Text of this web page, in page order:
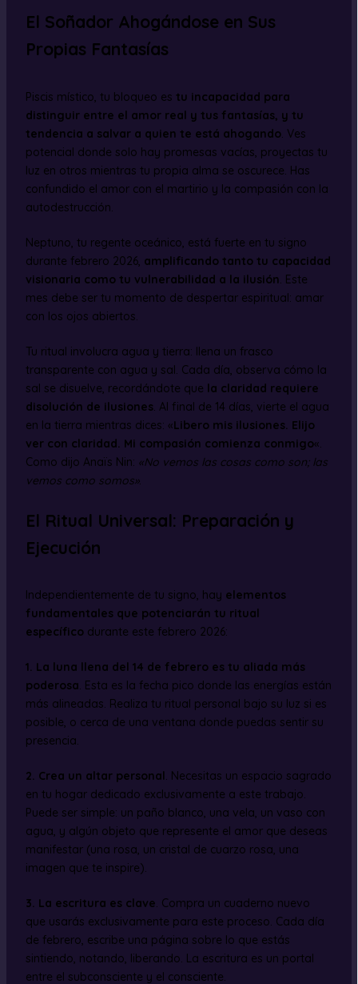
El Soñador Ahogándose en Sus
Propias Fantasías
Piscis místico, tu bloqueo es tu incapacidad para
distinguir entre el amor real y tus fantasías, y tu
tendencia a salvar a quien te está ahogando. Ves
potencial donde solo hay promesas vacías, proyectas tu
luz en otros mientras tu propia alma se oscurece. Has
confundido el amor con el martirio y la compasión con la
autodestrucción.
Neptuno, tu regente oceánico, está fuerte en tu signo
durante febrero 2026, amplificando tanto tu capacidad
visionaria como tu vulnerabilidad a la ilusión . Este
mes debe ser tu momento de despertar espiritual: amar
con los ojos abiertos.
Tu ritual involucra agua y tierra: llena un frasco
transparente con agua y sal. Cada día, observa cómo la
sal se disuelve, recordándote que la claridad requiere
disolución de ilusiones. Al final de 14 días, vierte el agua
en la tierra mientras dices: «Libero mis ilusiones. Elijo
ver con claridad. Mi compasión comienza conmigo«.
Como dijo Anaïs Nin: «No vemos las cosas como son; las
vemos como somos».
El Ritual Universal: Preparación y
Ejecución
Independientemente de tu signo, hay elementos
fundamentales que potenciarán tu ritual
específicodurante este febrero 2026:
1. La luna llena del 14 de febrero es tu aliada más
poderosa. Esta es la fecha pico donde las energías están
más alineadas. Realiza tu ritual personal bajo su luz si es
posible, o cerca de una ventana donde puedas sentir su
presencia.
2. Crea un altar personal. Necesitas un espacio sagrado
en tu hogar dedicado exclusivamente a este trabajo.
Puede ser simple: un paño blanco, una vela, un vaso con
agua, y algún objeto que represente el amor que deseas
manifestar (una rosa, un cristal de cuarzo rosa, una
imagen que te inspire).
3. La escritura es clave. Compra un cuaderno nuevo
que usarás exclusivamente para este proceso. Cada día
de febrero, escribe una página sobre lo que estás
sintiendo, notando, liberando. La escritura es un portal
entre el subconsciente y el consciente.